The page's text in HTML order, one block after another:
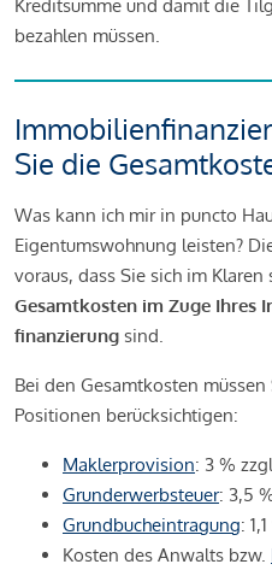
Kreditsumme und damit die
bezahlen müssen.
Sie die
Was kann ich mir in puncto
Eigentumswohnung leisten?
voraus, dass Sie sich im
Gesamtkosten im Zuge Ihres
finanzierung sind.
Bei den Gesamtkosten
Positionen berücksichtigen:
Maklerprovision: 3 %
Grunderwerbsteuer: 3,5
Grundbucheintragung:
Kosten des Anwalts bzw.